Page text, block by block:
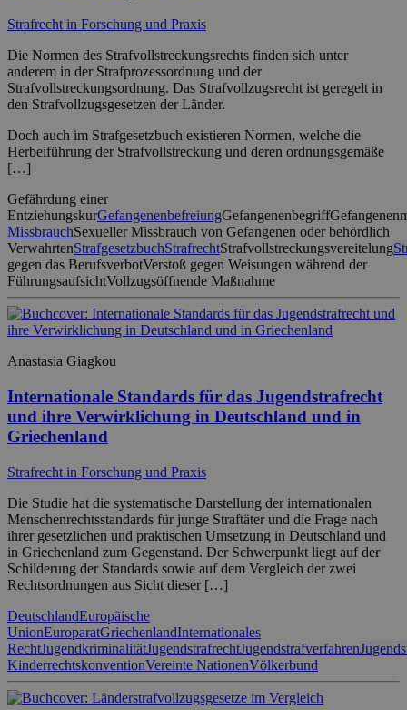
Strafrecht in Forschung und Praxis
Die Normen des Strafvollstreckungsrechts finden sich unter
anderem in der Strafprozessordnung und der
Strafvollstreckungsordnung. Das Strafvollzugsrecht ist geregelt in
den Strafvollzugsgesetzen der Länder.
Doch auch im Strafgesetzbuch existieren Normen, welche die
Herbeiführung der Strafvollstreckung und deren ordnungsgemäße
[…]
Gefährdung einer
EntziehungskurGefangenenbefreiungGefangenenbegriff
MissbrauchSexueller Missbrauch von Gefangenen oder behördlich
VerwahrtenStrafgesetzbuchStrafrechtStrafvollstreckungsvereitelung
gegen das BerufsverbotVerstoß gegen Weisungen während der
FührungsaufsichtVollzugsöffnende Maßnahme
Anastasia Giagkou
Internationale Standards für das Jugendstrafrecht
und ihre Verwirklichung in Deutschland und in
Griechenland
Strafrecht in Forschung und Praxis
Die Studie hat die systematische Darstellung der internationalen
Menschenrechtsstandards für junge Straftäter und die Frage nach
ihrer gesetzlichen und praktischen Umsetzung in Deutschland und
in Griechenland zum Gegenstand. Der Schwerpunkt liegt auf der
Schilderung der Standards sowie auf dem Vergleich der zwei
Rechtsordnungen aus Sicht dieser […]
DeutschlandEuropäische
UnionEuroparatGriechenlandInternationales
RechtJugendkriminalitätJugendstrafrechtJugendstrafverfahren
KinderrechtskonventionVereinte NationenVölkerbund